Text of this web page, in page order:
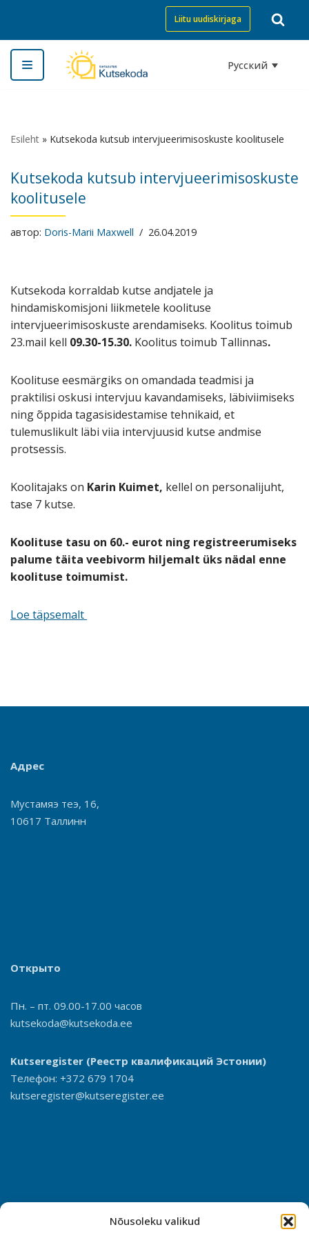
Nõusoleku valikud
Перейти
к
содержимому
Liitu uudiskirjaga
Русский
Esileht » Kutsekoda kutsub intervjueerimisoskuste koolitusele
Kutsekoda kutsub intervjueerimisoskuste
koolitusele
автор: Doris-Marii Maxwell 26.04.2019
Kutsekoda korraldab kutse andjatele ja
hindamiskomisjoni liikmetele koolituse
intervjueerimisoskuste arendamiseks. Koolitus toimub
23.mail kell 09.30-15.30. Koolitus toimub Tallinnas.
Koolituse eesmärgiks on omandada teadmisi ja
praktilisi oskusi intervjuu kavandamiseks, läbiviimiseks
ning õppida tagasisidestamise tehnikaid, et
tulemuslikult läbi viia intervjuusid kutse andmise
protsessis.
Koolitajaks on Karin Kuimet, kellel on personalijuht,
tase 7 kutse.
Koolituse tasu on 60.- eurot ning registreerumiseks
palume täita veebivorm hiljemalt üks nädal enne
koolituse toimumist.
Loe täpsemalt
Адрес
Мустамяэ теэ, 16,
10617 Таллинн
Открыто
Пн. – пт. 09.00-17.00 часов
kutsekoda@kutsekoda.ee
Kutseregister (Реестр квалификаций Эстонии)
Телефон: +372 679 1704
kutseregister@kutseregister.ee